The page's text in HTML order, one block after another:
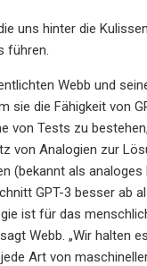
uns hinter die
führen.
Webb und
sie die Fähigkeit von
von Tests zu
von Analogien zur
(bekannt als analoges
GPT-3 besser ab
ist für das
Webb. „Wir halten
Art von